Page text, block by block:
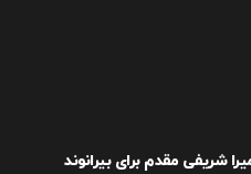
شریفی مقدم برای بیرانوند